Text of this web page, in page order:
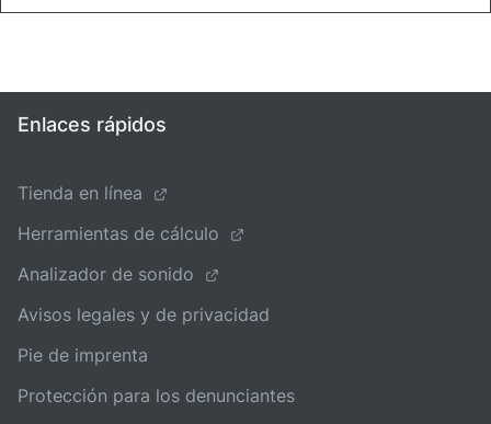
Enlaces rápidos
Tienda en línea
Herramientas de cálculo
Analizador de sonido
Avisos legales y de privacidad
Pie de imprenta
Protección para los denunciantes